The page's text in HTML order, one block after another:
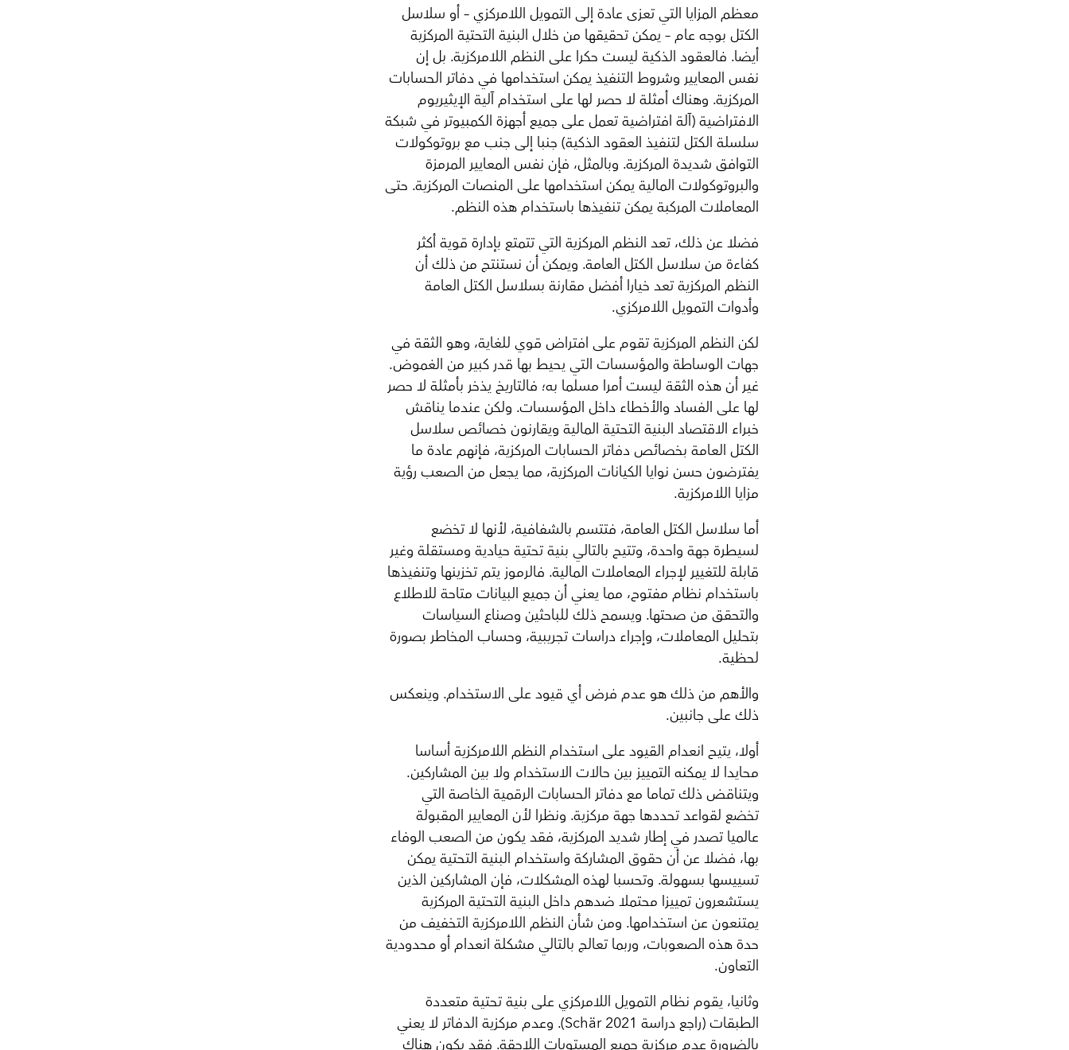
معظم المزايا التي تعزى عادة إلى التمويل اللامركزي – أو سلاسل
الكتل بوجه عام – يمكن تحقيقها من خلال البنية التحتية المركزية
أيضا. فالعقود الذكية ليست حكرا على النظم اللامركزية. بل إن
نفس المعايير وشروط التنفيذ يمكن استخدامها في دفاتر الحسابات
المركزية. وهناك أمثلة لا حصر لها على استخدام آلية الإيثيريوم
الافتراضية (آلة افتراضية تعمل على جميع أجهزة الكمبيوتر في شبكة
سلسلة الكتل لتنفيذ العقود الذكية) جنبا إلى جنب مع بروتوكولات
التوافق شديدة المركزية. وبالمثل، فإن نفس المعايير المرمزة
والبروتوكولات المالية يمكن استخدامها على المنصات المركزية. حتى
المعاملات المركبة يمكن تنفيذها باستخدام هذه النظم.
فضلا عن ذلك، تعد النظم المركزية التي تتمتع بإدارة قوية أكثر
كفاءة من سلاسل الكتل العامة. ويمكن أن نستنتج من ذلك أن
النظم المركزية تعد خيارا أفضل مقارنة بسلاسل الكتل العامة
وأدوات التمويل اللامركزي.
لكن النظم المركزية تقوم على افتراض قوي للغاية، وهو الثقة في
جهات الوساطة والمؤسسات التي يحيط بها قدر كبير من الغموض.
غير أن هذه الثقة ليست أمرا مسلما به؛ فالتاريخ يذخر بأمثلة لا حصر
لها على الفساد والأخطاء داخل المؤسسات. ولكن عندما يناقش
خبراء الاقتصاد البنية التحتية المالية ويقارنون خصائص سلاسل
الكتل العامة بخصائص دفاتر الحسابات المركزية، فإنهم عادة ما
يفترضون حسن نوايا الكيانات المركزية، مما يجعل من الصعب رؤية
مزايا اللامركزية.
أما سلاسل الكتل العامة، فتتسم بالشفافية، لأنها لا تخضع
لسيطرة جهة واحدة، وتتيح بالتالي بنية تحتية حيادية ومستقلة وغير
قابلة للتغيير لإجراء المعاملات المالية. فالرموز يتم تخزينها وتنفيذها
باستخدام نظام مفتوح، مما يعني أن جميع البيانات متاحة للاطلاع
والتحقق من صحتها. ويسمح ذلك للباحثين وصناع السياسات
بتحليل المعاملات، وإجراء دراسات تجريبية، وحساب المخاطر بصورة
لحظية.
والأهم من ذلك هو عدم فرض أي قيود على الاستخدام. وينعكس
ذلك على جانبين.
أولا، يتيح انعدام القيود على استخدام النظم اللامركزية أساسا
محايدا لا يمكنه التمييز بين حالات الاستخدام ولا بين المشاركين.
ويتناقض ذلك تماما مع دفاتر الحسابات الرقمية الخاصة التي
تخضع لقواعد تحددها جهة مركزية. ونظرا لأن المعايير المقبولة
عالميا تصدر في إطار شديد المركزية، فقد يكون من الصعب الوفاء
بها، فضلا عن أن حقوق المشاركة واستخدام البنية التحتية يمكن
تسييسها بسهولة. وتحسبا لهذه المشكلات، فإن المشاركين الذين
يستشعرون تمييزا محتملا ضدهم داخل البنية التحتية المركزية
يمتنعون عن استخدامها. ومن شأن النظم اللامركزية التخفيف من
حدة هذه الصعوبات، وربما تعالج بالتالي مشكلة انعدام أو محدودية
التعاون.
وثانيا، يقوم نظام التمويل اللامركزي على بنية تحتية متعددة
الطبقات (راجع دراسة Schär 2021). وعدم مركزية الدفاتر لا يعني
بالضرورة عدم مركزية جميع المستويات اللاحقة. فقد يكون هناك